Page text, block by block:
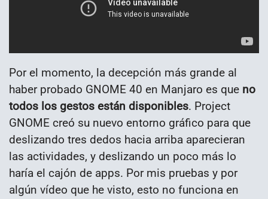
Por el momento, la decepción más grande al
haber probado GNOME 40 en Manjaro es que no
todos los gestos están disponibles. Project
GNOME creó su nuevo entorno gráfico para que
deslizando tres dedos hacia arriba aparecieran
las actividades, y deslizando un poco más lo
haría el cajón de apps. Por mis pruebas y por
algún vídeo que he visto, esto no funciona en